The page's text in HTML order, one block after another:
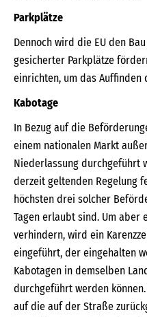
Parkplätze
Dennoch wird die EU den
gesicherter Parkplätze
einrichten, um das Auffinden
Kabotage
In Bezug auf die
einem nationalen Markt
Niederlassung durchgeführt
derzeit geltenden Regelung
höchsten drei solcher
Tagen erlaubt sind. Um aber
verhindern, wird ein
eingeführt, der eingehalten
Kabotagen in demselben
durchgeführt werden
auf die auf der Straße